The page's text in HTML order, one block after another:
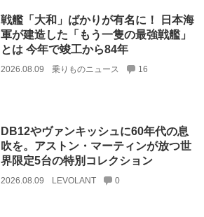
戦艦「大和」ばかりが有名に！ 日本海
軍が建造した「もう一隻の最強戦艦」
とは 今年で竣工から84年
2026.08.09 乗りものニュース 16
DB12やヴァンキッシュに60年代の息
吹を。アストン・マーティンが放つ世
界限定5台の特別コレクション
2026.08.09 LEVOLANT 0